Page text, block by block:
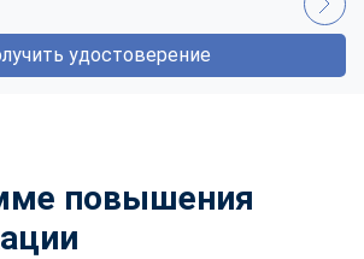
удостоверение
повышения